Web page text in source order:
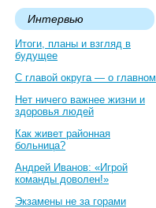
Интервью
Итоги, планы и взгляд в
будущее
С главой округа — о главном
Нет ничего важнее жизни и
здоровья людей
Как живет районная
больница?
Андрей Иванов: «Игрой
команды доволен!»
Экзамены не за горами